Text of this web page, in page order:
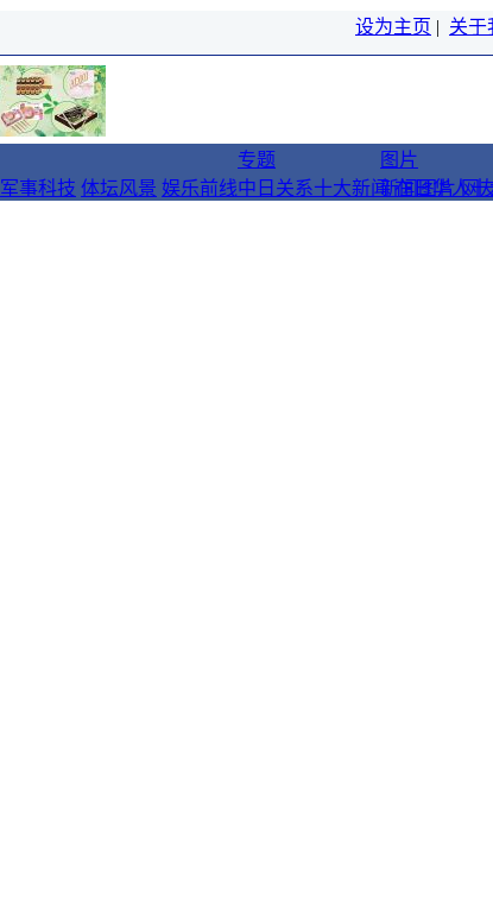
设为主页 | 关于
军事科技 体坛风景 娱乐前线
专题
中日关系十大新闻 在日华人
图片
新闻图片 网